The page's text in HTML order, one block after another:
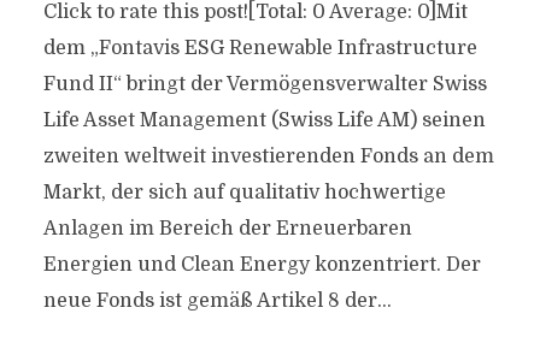
Click to rate this post![Total: 0 Average: 0]Mit
dem „Fontavis ESG Renewable Infrastructure
Fund II“ bringt der Vermögensverwalter Swiss
Life Asset Management (Swiss Life AM) seinen
zweiten weltweit investierenden Fonds an dem
Markt, der sich auf qualitativ hochwertige
Anlagen im Bereich der Erneuerbaren
Energien und Clean Energy konzentriert. Der
neue Fonds ist gemäß Artikel 8 der...